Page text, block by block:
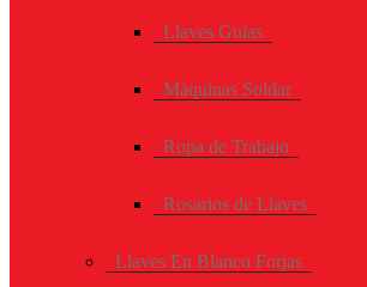
Llaves Guias
Máquinas Soldar
Ropa de Trabajo
Rosarios de Llaves
Llaves En Blanco Forjas